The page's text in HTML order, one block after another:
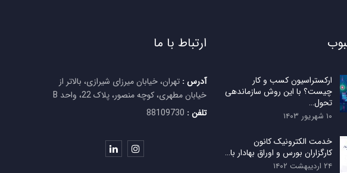
ارکستراسیون کسب و کار
چیست؟ با این روش سازماندهی
تحول…
۱۰ شهریور ۱۴۰۳
خدمت الکترونیک کانون
کارگزاران بورس و اوراق بهادار با…
۲۴ اردیبهشت ۱۴۰۲
ارتباط با ما
آدرس : تهران، خیابان میرزای شیرازی، بالاتر از
خیابان مطهری، کوچه منصور، پلاک 22، واحد B
تلفن :